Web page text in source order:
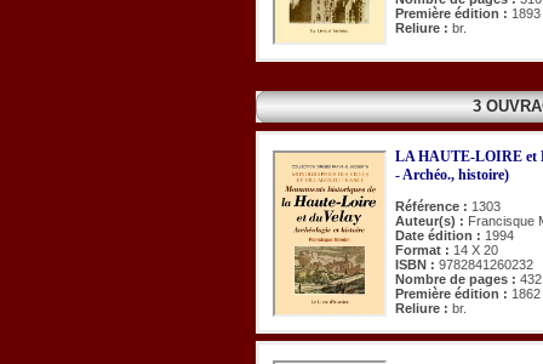
Première édition : 1893
Reliure : br.
3
LA HAUTE-LOIRE et
- Archéo., histoire)
Référence : 1303
Auteur(s) : Francisque
Date édition : 1994
Format : 14 X 20
ISBN : 9782841260232
Nombre de pages : 432
Première édition : 1862
Reliure : br.